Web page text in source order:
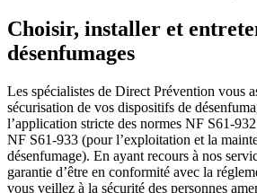
Choisir, installer et
désenfumages
Les spécialistes de Direct Prévention vous
sécurisation de vos dispositifs de
l’application stricte des normes NF S61-
NF S61-933 (pour l’exploitation et la
désenfumage). En ayant recours à nos
garantie d’être en conformité avec la
vous veillez à la sécurité des personnes